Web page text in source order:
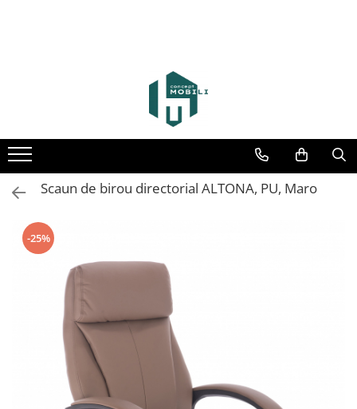
Scaun de birou directorial ALTONA, PU, Maro
-25%